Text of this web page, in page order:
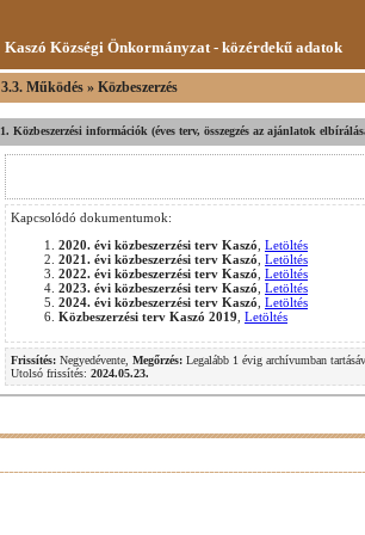
Kaszó Községi Önkormányzat - közérdekű adatok
3.3. Működés » Közbeszerzés
1. Közbeszerzési információk (éves terv, összegzés az ajánlatok
Kapcsolódó dokumentumok:
2020. évi közbeszerzési terv Kaszó Letöltés
2021. évi közbeszerzési terv Kaszó Letöltés
2022. évi közbeszerzési terv Kaszó Letöltés
2023. évi közbeszerzési terv Kaszó Letöltés
2024. évi közbeszerzési terv Kaszó Letöltés
Közbeszerzési terv Kaszó 2019 Letöltés
Frissítés: Negyedévente, Megőrzés: Legalább 1 évig archívumban
Utolsó frissítés: 2024.05.23.